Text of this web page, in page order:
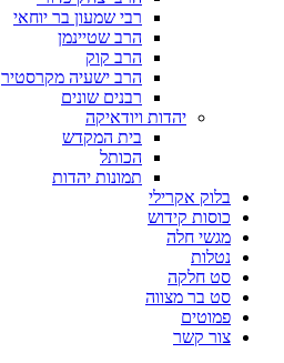
רבי שמעון בר יוחאי
הרב שטיינמן
הרב קוק
הרב ישעיה מקרסטיר
רבנים שונים
יהדות ויודאיקה
בית המקדש
הכותל
תמונות יהדות
בלוק אקרילי
כוסות קידוש
מגשי חלה
נטלות
סט חלקה
סט בר מצווה
פמוטים
צור קשר